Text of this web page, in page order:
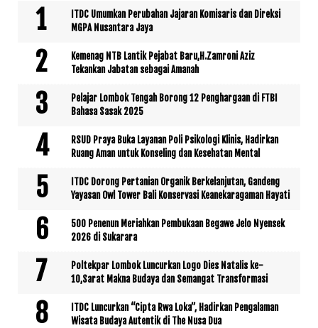
ITDC Umumkan Perubahan Jajaran Komisaris dan Direksi
MGPA Nusantara Jaya
Kemenag NTB Lantik Pejabat Baru,H.Zamroni Aziz
Tekankan Jabatan sebagai Amanah
Pelajar Lombok Tengah Borong 12 Penghargaan di FTBI
Bahasa Sasak 2025
RSUD Praya Buka Layanan Poli Psikologi Klinis, Hadirkan
Ruang Aman untuk Konseling dan Kesehatan Mental
ITDC Dorong Pertanian Organik Berkelanjutan, Gandeng
Yayasan Owl Tower Bali Konservasi Keanekaragaman Hayati
500 Penenun Meriahkan Pembukaan Begawe Jelo Nyensek
2026 di Sukarara
Poltekpar Lombok Luncurkan Logo Dies Natalis ke-
10,Sarat Makna Budaya dan Semangat Transformasi
ITDC Luncurkan “Cipta Rwa Loka”, Hadirkan Pengalaman
Wisata Budaya Autentik di The Nusa Dua